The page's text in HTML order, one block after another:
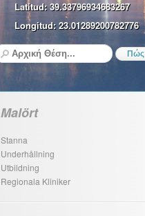
Latitud:39.33796934683267
Longitud:23.01289200782776
Malört
Stanna
Underhållning
Utbildning
Regionala Kliniker